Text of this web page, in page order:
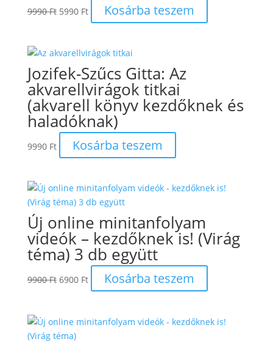
9990Ft Original
9990 Ft.
5990 Ft Current
price
5990 Ft.
Kosárba teszem
Jozifek-Szűcs Gitta: Az
akvarellvirágok titkai
(akvarell könyv kezdőknek és
haladóknak)
9990 Ft Kosárba teszem
Új online minitanfolyam
videók – kezdőknek is! (Virág
téma) 3 db együtt
9900Ft Original
9900 Ft.
6900 Ft Current
price
6900 Ft.
Kosárba teszem